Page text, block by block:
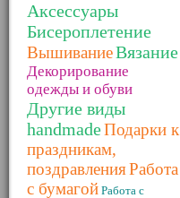
Аксессуары
Бисероплетение
ВышиваниеВязание
Декорирование
одежды и обуви
Другие виды
handmadeПодарки к
праздникам,
поздравленияРабота
с бумагой Работа с